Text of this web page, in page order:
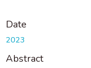
Date
2023
Abstract